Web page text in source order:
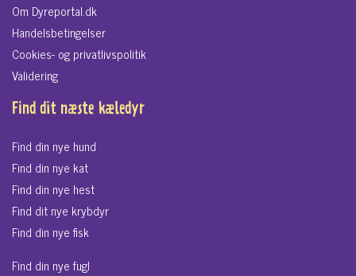
Om Dyreportal.dk
Handelsbetingelser
Cookies- og privatlivspolitik
Validering
Find dit næste kæledyr
Find din nye hund
Find din nye kat
Find din nye hest
Find dit nye krybdyr
Find din nye fisk
Find din nye fugl